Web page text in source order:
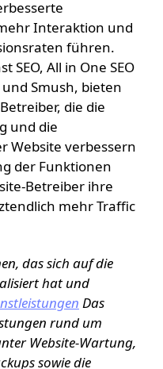
Interaktion und
führen.
SEO, All in One SEO
und Smush, bieten
die die
und die
Website verbessern
der Funktionen
Betreiber ihre
mehr Traffic
das sich auf die
hat und
Das
rund um
Website-Wartung,
sowie die